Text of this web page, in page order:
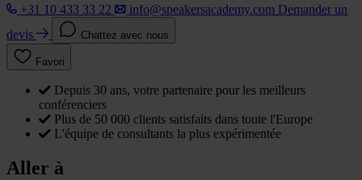
+31 10 433 33 22
info@speakersacademy.com Demander un
devis
Chattez avec nous
Favori
Depuis 30 ans, votre partenaire pour les meilleurs
conférenciers
Plus de 50 000 clients satisfaits dans toute l'Europe
L'équipe de consultants la plus expérimentée
Aller à